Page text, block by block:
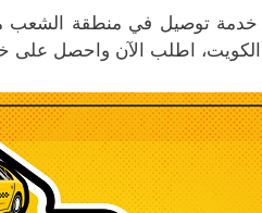
توصيل في منطقة الشعب
اطلب الآن واحصل على